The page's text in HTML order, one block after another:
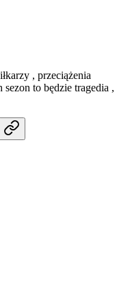
, przeciążenia
to będzie tragedia ,